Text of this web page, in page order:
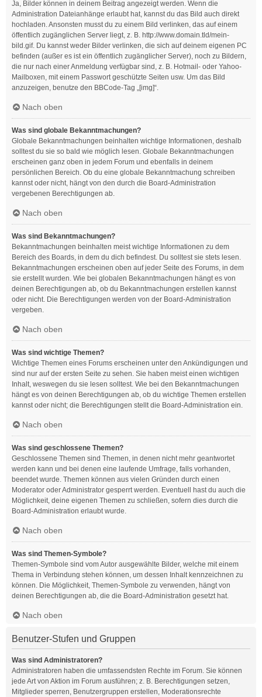
Ja, Bilder können in deinem Beitrag angezeigt werden. Wenn die
Administration Dateianhänge erlaubt hat, kannst du das Bild auch direkt
hochladen. Ansonsten musst du zu einem Bild verlinken, das auf einem
öffentlich zugänglichen Server liegt, z. B. http://www.domain.tld/mein-
bild.gif. Du kannst weder Bilder verlinken, die sich auf deinem eigenen PC
befinden (außer es ist ein öffentlich zugänglicher Server), noch zu Bildern,
die nur nach einer Anmeldung verfügbar sind, z. B. Hotmail- oder Yahoo-
Mailboxen, mit einem Passwort geschützte Seiten usw. Um das Bild
anzuzeigen, benutze den BBCode-Tag „[img]“.
Nach oben
Was sind globale Bekanntmachungen?
Globale Bekanntmachungen beinhalten wichtige Informationen, deshalb
solltest du sie so bald wie möglich lesen. Globale Bekanntmachungen
erscheinen ganz oben in jedem Forum und ebenfalls in deinem
persönlichen Bereich. Ob du eine globale Bekanntmachung schreiben
kannst oder nicht, hängt von den durch die Board-Administration
vergebenen Berechtigungen ab.
Nach oben
Was sind Bekanntmachungen?
Bekanntmachungen beinhalten meist wichtige Informationen zu dem
Bereich des Boards, in dem du dich befindest. Du solltest sie stets lesen.
Bekanntmachungen erscheinen oben auf jeder Seite des Forums, in dem
sie erstellt wurden. Wie bei globalen Bekanntmachungen hängt es von
deinen Berechtigungen ab, ob du Bekanntmachungen erstellen kannst
oder nicht. Die Berechtigungen werden von der Board-Administration
vergeben.
Nach oben
Was sind wichtige Themen?
Wichtige Themen eines Forums erscheinen unter den Ankündigungen und
sind nur auf der ersten Seite zu sehen. Sie haben meist einen wichtigen
Inhalt, weswegen du sie lesen solltest. Wie bei den Bekanntmachungen
hängt es von deinen Berechtigungen ab, ob du wichtige Themen erstellen
kannst oder nicht; die Berechtigungen stellt die Board-Administration ein.
Nach oben
Was sind geschlossene Themen?
Geschlossene Themen sind Themen, in denen nicht mehr geantwortet
werden kann und bei denen eine laufende Umfrage, falls vorhanden,
beendet wurde. Themen können aus vielen Gründen durch einen
Moderator oder Administrator gesperrt werden. Eventuell hast du auch die
Möglichkeit, deine eigenen Themen zu schließen, sofern dies durch die
Board-Administration erlaubt wurde.
Nach oben
Was sind Themen-Symbole?
Themen-Symbole sind vom Autor ausgewählte Bilder, welche mit einem
Thema in Verbindung stehen können, um dessen Inhalt kennzeichnen zu
können. Die Möglichkeit, Themen-Symbole zu verwenden, hängt von
deinen Berechtigungen ab, die die Board-Administration gesetzt hat.
Nach oben
Benutzer-Stufen und Gruppen
Was sind Administratoren?
Administratoren haben die umfassendsten Rechte im Forum. Sie können
jede Art von Aktion im Forum ausführen; z. B. Berechtigungen setzen,
Mitglieder sperren, Benutzergruppen erstellen, Moderationsrechte